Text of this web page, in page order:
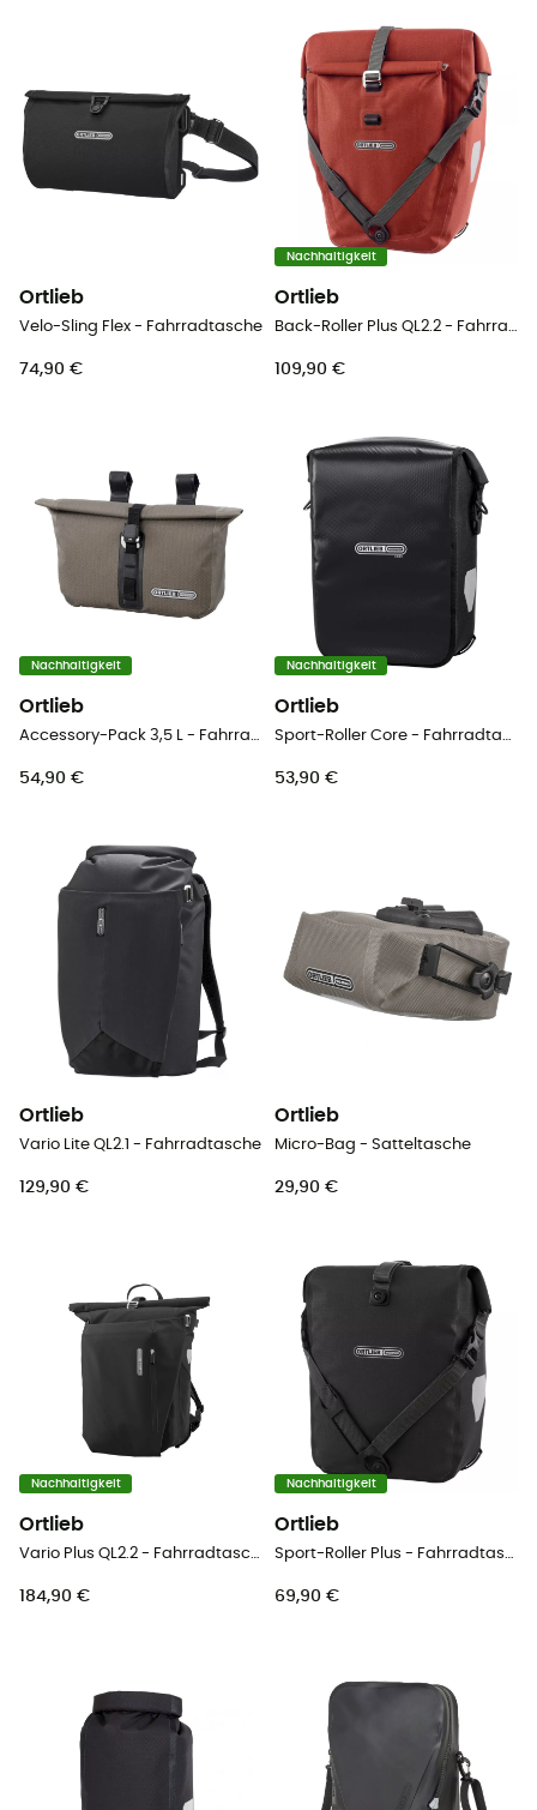
Ortlieb
Velo-Sling Flex - Fahrradtasche
74,90 €
Nachhaltigkeit
Ortlieb
Back-Roller Plus QL2.2 - Fahrradtasche
109,90 €
Nachhaltigkeit
Ortlieb
Accessory-Pack 3,5 L - Fahrradtasche
54,90 €
Nachhaltigkeit
Ortlieb
Sport-Roller Core - Fahrradtasche
53,90 €
Ortlieb
Vario Lite QL2.1 - Fahrradtasche
129,90 €
Ortlieb
Micro-Bag - Satteltasche
29,90 €
Nachhaltigkeit
Ortlieb
Vario Plus QL2.2 - Fahrradtasche
184,90 €
Nachhaltigkeit
Ortlieb
Sport-Roller Plus - Fahrradtasche
69,90 €